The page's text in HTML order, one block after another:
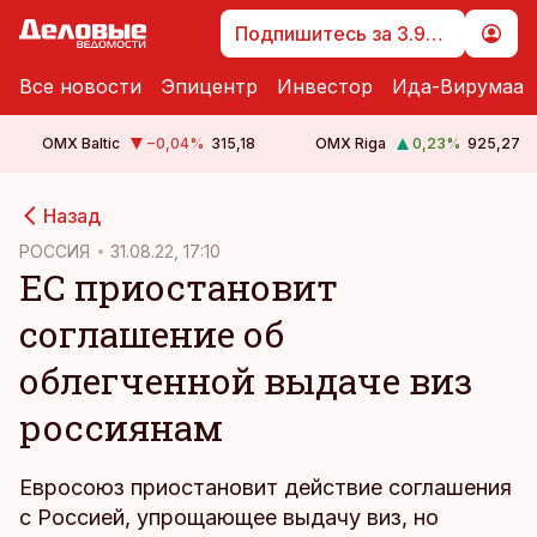
Подпишитесь за 3.99 €
Все новости Эпицентр Инвестор Ида-Вирумаа
OMX Baltic −0,04% 315,18 OMX Riga 0,23% 925,27
Назад
РОССИЯ 31.08.22, 17:10
ЕС приостановит
соглашение об
облегченной выдаче виз
россиянам
Евросоюз приостановит действие соглашения
с Россией, упрощающее выдачу виз, но